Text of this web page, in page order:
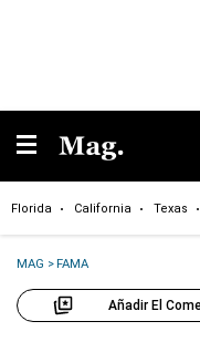
Florida California Texas
MAG >FAMA
Añadir El